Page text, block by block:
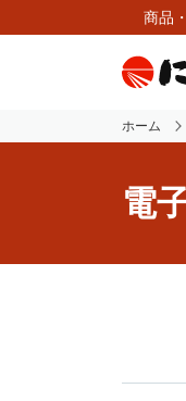
商品
ホーム
電